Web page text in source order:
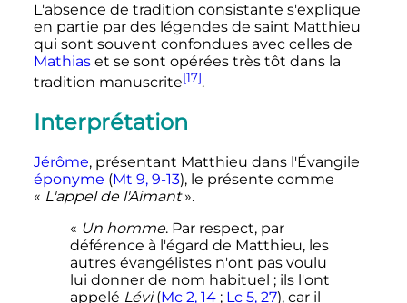
L'absence de tradition consistante s'explique
en partie par des légendes de saint Matthieu
qui sont souvent confondues avec celles de
Mathiaset se sont opérées très tôt dans la
tradition manuscrite[17].
Interprétation
Jérôme, présentant Matthieu dans l'Évangile
éponyme (Mt 9, 9-13), le présente comme
« L'appel de l'Aimant ».
« Un homme. Par respect, par
déférence à l'égard de Matthieu, les
autres évangélistes n'ont pas voulu
lui donner de nom habituel ; ils l'ont
appelé Lévi(Mc 2, 14; Lc 5, 27), car il